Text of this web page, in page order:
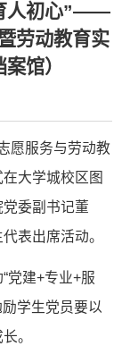
人初心”——
劳动教育实
馆）
愿服务与劳动教
大学城校区图
委副书记董
表出席活动。
党建+专业+服
学生党员要以
。